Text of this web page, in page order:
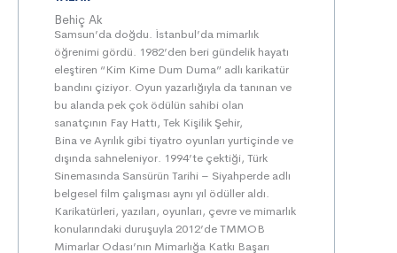
Behiç Ak
Samsun’da doğdu. İstanbul’da mimarlık
öğrenimi gördü. 1982’den beri gündelik hayatı
eleştiren “Kim Kime Dum Duma” adlı karikatür
bandını çiziyor. Oyun yazarlığıyla da tanınan ve
bu alanda pek çok ödülün sahibi olan
sanatçının Fay Hattı, Tek Kişilik Şehir,
Bina ve Ayrılık gibi tiyatro oyunları yurtiçinde ve
dışında sahneleniyor. 1994’te çektiği, Türk
Sinemasında Sansürün Tarihi – Siyahperde adlı
belgesel film çalışması aynı yıl ödüller aldı.
Karikatürleri, yazıları, oyunları, çevre ve mimarlık
konularındaki duruşuyla 2012’de TMMOB
Mimarlar Odası’nın Mimarlığa Katkı Başarı